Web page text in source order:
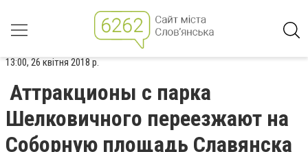
13:00, 26 квітня 2018 р.
Аттракционы с парка
Шелковичного переезжают на
Соборную площадь Славянска